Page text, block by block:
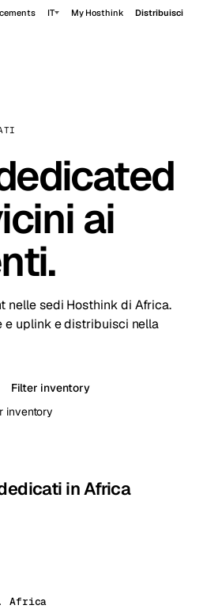
IT My Hosthink Distribuisci
ai
nelle sedi Hosthink di Africa.
e uplink e distribuisci nella
Filter inventory
inventory
in Africa
Africa